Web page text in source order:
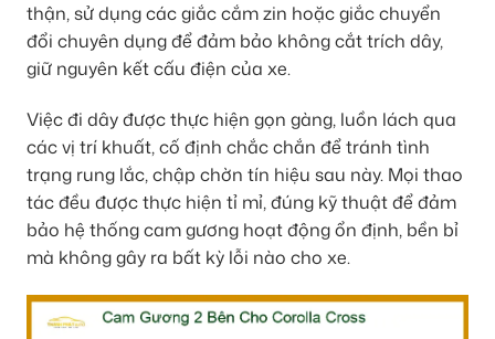
thận, sử dụng các giắc cắm zin hoặc giắc chuyển
đổi chuyên dụng để đảm bảo không cắt trích dây,
giữ nguyên kết cấu điện của xe.
Việc đi dây được thực hiện gọn gàng, luồn lách qua
các vị trí khuất, cố định chắc chắn để tránh tình
trạng rung lắc, chập chờn tín hiệu sau này. Mọi thao
tác đều được thực hiện tỉ mỉ, đúng kỹ thuật để đảm
bảo hệ thống cam gương hoạt động ổn định, bền bỉ
mà không gây ra bất kỳ lỗi nào cho xe.